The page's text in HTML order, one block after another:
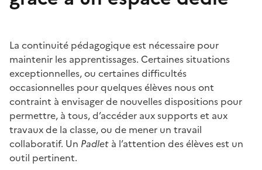
La continuité pédagogique est nécessaire pour
maintenir les apprentissages. Certaines situations
exceptionnelles, ou certaines difficultés
occasionnelles pour quelques élèves nous ont
contraint à envisager de nouvelles dispositions pour
permettre, à tous, d’accéder aux supports et aux
travaux de la classe, ou de mener un travail
collaboratif. Un Padlet à l’attention des élèves est un
outil pertinent.